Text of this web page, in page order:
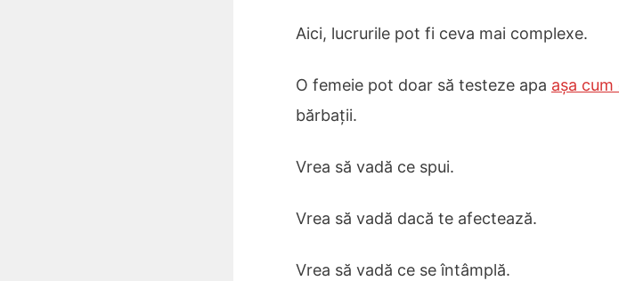
Aici, lucrurile pot fi ceva mai complexe.
O femeie pot doar să testeze apa așa
bărbații.
Vrea să vadă ce spui.
Vrea să vadă dacă te afectează.
Vrea să vadă ce se întâmplă.